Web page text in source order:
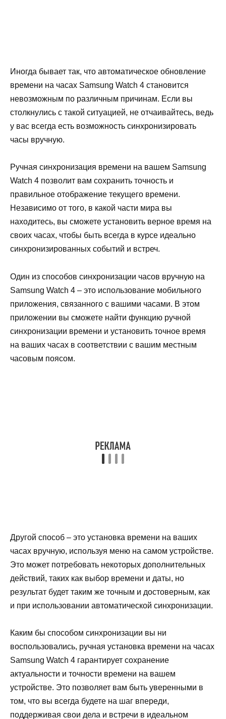
Иногда бывает так, что автоматическое обновление
времени на часах Samsung Watch 4 становится
невозможным по различным причинам. Если вы
столкнулись с такой ситуацией, не отчаивайтесь, ведь
у вас всегда есть возможность синхронизировать
часы вручную.
Ручная синхронизация времени на вашем Samsung
Watch 4 позволит вам сохранить точность и
правильное отображение текущего времени.
Независимо от того, в какой части мира вы
находитесь, вы сможете установить верное время на
своих часах, чтобы быть всегда в курсе идеально
синхронизированных событий и встреч.
Один из способов синхронизации часов вручную на
Samsung Watch 4 – это использование мобильного
приложения, связанного с вашими часами. В этом
приложении вы сможете найти функцию ручной
синхронизации времени и установить точное время
на ваших часах в соответствии с вашим местным
часовым поясом.
Другой способ – это установка времени на ваших
часах вручную, используя меню на самом устройстве.
Это может потребовать некоторых дополнительных
действий, таких как выбор времени и даты, но
результат будет таким же точным и достоверным, как
и при использовании автоматической синхронизации.
Каким бы способом синхронизации вы ни
воспользовались, ручная установка времени на часах
Samsung Watch 4 гарантирует сохранение
актуальности и точности времени на вашем
устройстве. Это позволяет вам быть уверенными в
том, что вы всегда будете на шаг впереди,
поддерживая свои дела и встречи в идеальном